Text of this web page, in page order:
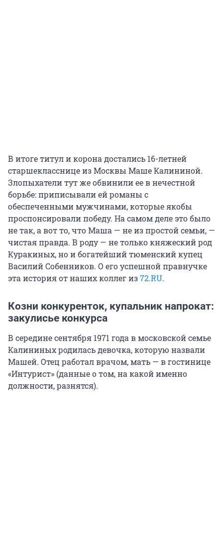
В итоге титул и корона достались 16-летней
старшекласснице из Москвы Маше Калининой.
Злопыхатели тут же обвинили ее в нечестной
борьбе: приписывали ей романы с
обеспеченными мужчинами, которые якобы
проспонсировали победу. На самом деле это было
не так, а вот то, что Маша — не из простой семьи, —
чистая правда. В роду — не только княжеский род
Куракиных, но и богатейший тюменский купец
Василий Собенников. О его успешной правнучке
эта история от наших коллег из72.RU.
Козни конкуренток, купальник напрокат:
закулисье конкурса
В середине сентября 1971 года в московской семье
Калининых родилась девочка, которую назвали
Машей. Отец работал врачом, мать — в гостинице
«Интурист» (данные о том, на какой именно
должности, разнятся).